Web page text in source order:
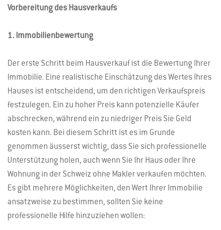
Vorbereitung des Hausverkaufs
1. Immobilienbewertung
Der erste Schritt beim Hausverkauf ist die Bewertung Ihrer
Immobilie. Eine realistische Einschätzung des Wertes Ihres
Hauses ist entscheidend, um den richtigen Verkaufspreis
festzulegen. Ein zu hoher Preis kann potenzielle Käufer
abschrecken, während ein zu niedriger Preis Sie Geld
kosten kann. Bei diesem Schritt ist es im Grunde
genommen äusserst wichtig, dass Sie sich professionelle
Unterstützung holen, auch wenn Sie Ihr Haus oder Ihre
Wohnung in der Schweiz ohne Makler verkaufen möchten.
Es gibt mehrere Möglichkeiten, den Wert Ihrer Immobilie
ansatzweise zu bestimmen, sollten Sie keine
professionelle Hilfe hinzuziehen wollen: